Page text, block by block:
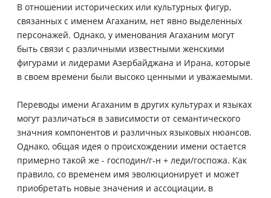
В отношении исторических или культурных фигур,
связанных с именем Агаханим, нет явно выделенных
персонажей. Однако, у именования Агаханим могут
быть связи с различными известными женскими
фигурами и лидерами Азербайджана и Ирана, которые
в своем времени были высоко ценными и уважаемыми.
Переводы имени Агаханим в других культурах и языках
могут различаться в зависимости от семантического
значния компонентов и различных языковых нюансов.
Однако, общая идея о происхождении имени остается
примерно такой же - господин/г-н + леди/госпожа. Как
правило, со временем имя эволюционирует и может
приобретать новые значения и ассоциации, в